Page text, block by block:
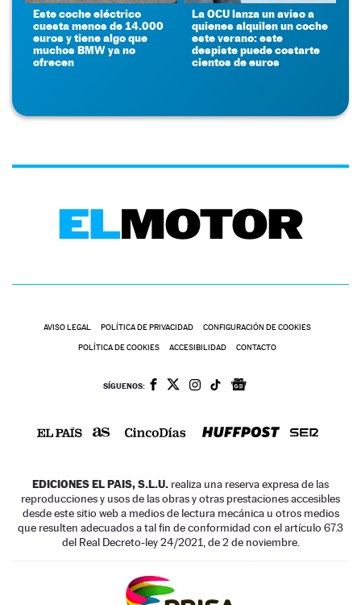
Este coche eléctrico
cuesta menos de 14.000
euros y tiene algo que
muchos BMW ya no
ofrecen
La OCU lanza un aviso a
quienes alquilen un coche
este verano: este
despiste puede costarte
cientos de euros
AVISO LEGAL POLÍTICA DE PRIVACIDAD CONFIGURACIÓN DE COOKIES
POLÍTICA DE COOKIES ACCESIBILIDAD CONTACTO
SÍGUENOS:
EDICIONES EL PAIS, S.L.U. realiza una reserva expresa de las
reproducciones y usos de las obras y otras prestaciones accesibles
desde este sitio web a medios de lectura mecánica u otros medios
que resulten adecuados a tal fin de conformidad con el artículo 67.3
del Real Decreto-ley 24/2021, de 2 de noviembre.